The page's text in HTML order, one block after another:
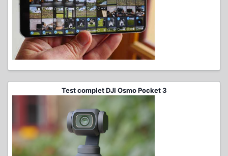
Test complet DJI Osmo Pocket 3